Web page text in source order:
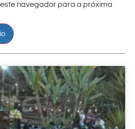
navegador para a próxima